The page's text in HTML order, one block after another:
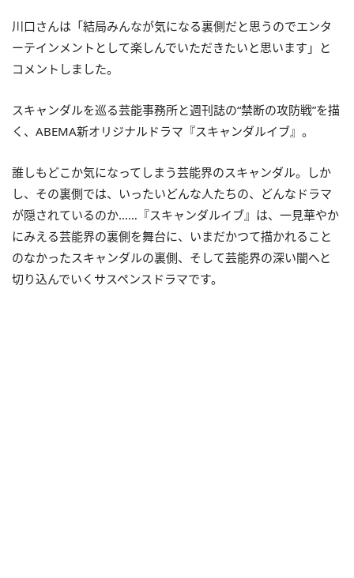
川口さんは「結局みんなが気になる裏側だと思うのでエンタ
ーテインメントとして楽しんでいただきたいと思います」と
コメントしました。
スキャンダルを巡る芸能事務所と週刊誌の“禁断の攻防戦”を描
く、ABEMA新オリジナルドラマ『スキャンダルイブ』。
誰しもどこか気になってしまう芸能界のスキャンダル。しか
し、その裏側では、いったいどんな人たちの、どんなドラマ
が隠されているのか……『スキャンダルイブ』は、一見華やか
にみえる芸能界の裏側を舞台に、いまだかつて描かれること
のなかったスキャンダルの裏側、そして芸能界の深い闇へと
切り込んでいくサスペンスドラマです。